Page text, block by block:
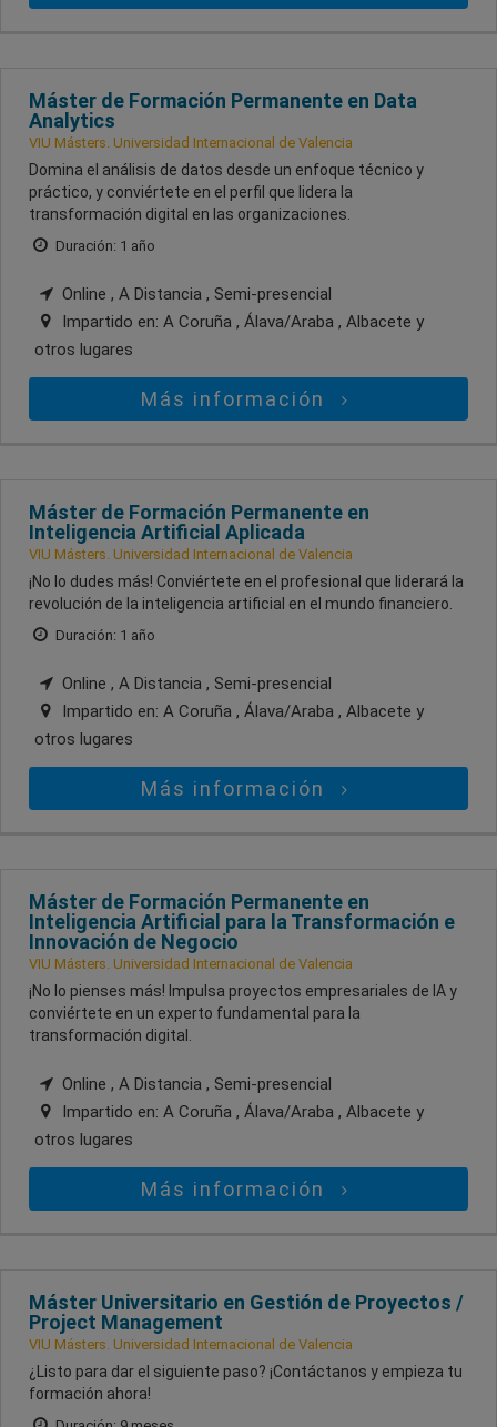
Máster de Formación Permanente en Data
Analytics
VIU Másters. Universidad Internacional de Valencia
Domina el análisis de datos desde un enfoque técnico y
práctico, y conviértete en el perfil que lidera la
transformación digital en las organizaciones.
Duración: 1 año
Online , A Distancia , Semi-presencial
Impartido en: A Coruña , Álava/Araba , Albacete y
otros lugares
Más información
Máster de Formación Permanente en
Inteligencia Artificial Aplicada
VIU Másters. Universidad Internacional de Valencia
¡No lo dudes más! Conviértete en el profesional que liderará la
revolución de la inteligencia artificial en el mundo financiero.
Duración: 1 año
Online , A Distancia , Semi-presencial
Impartido en: A Coruña , Álava/Araba , Albacete y
otros lugares
Más información
Máster de Formación Permanente en
Inteligencia Artificial para la Transformación e
Innovación de Negocio
VIU Másters. Universidad Internacional de Valencia
¡No lo pienses más! Impulsa proyectos empresariales de IA y
conviértete en un experto fundamental para la
transformación digital.
Online , A Distancia , Semi-presencial
Impartido en: A Coruña , Álava/Araba , Albacete y
otros lugares
Más información
Máster Universitario en Gestión de Proyectos /
Project Management
VIU Másters. Universidad Internacional de Valencia
¿Listo para dar el siguiente paso? ¡Contáctanos y empieza tu
formación ahora!